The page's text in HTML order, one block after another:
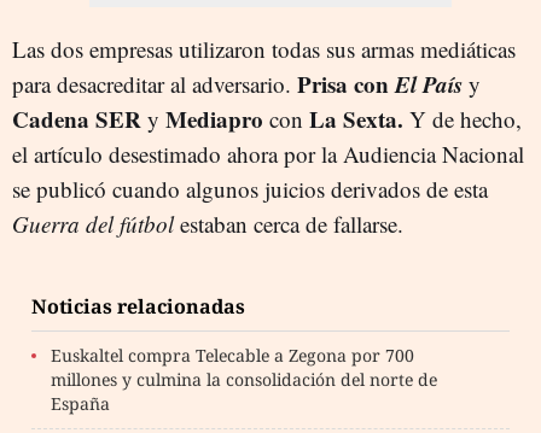
Las dos empresas utilizaron todas sus armas mediáticas
para desacreditar al adversario. Prisa conEl País y
Cadena SER y Mediapro con La Sexta. Y de hecho,
el artículo desestimado ahora por la Audiencia Nacional
se publicó cuando algunos juicios derivados de esta
Guerra del fútbolestaban cerca de fallarse.
Noticias relacionadas
Euskaltel compra Telecable a Zegona por 700
millones y culmina la consolidación del norte de
España